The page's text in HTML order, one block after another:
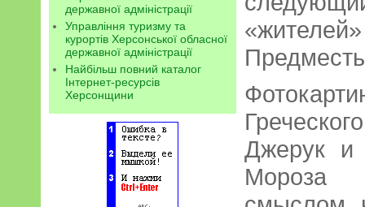
державної адміністрації
Управління туризму та
курортів Херсонської обласної
державної адміністрації
Найбільш повний каталог
Інтернет-ресурсів
Херсонщини
Джерук и
Мороза